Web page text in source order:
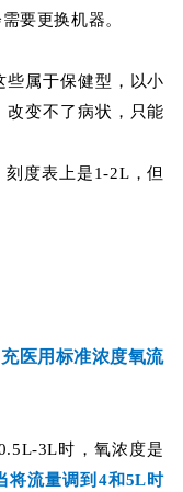
要更换机器。
些属于保健型，以小
改变不了病状，只能
度表上是1-2L，但
医用标准浓度氧流
3L时，氧浓度是
将流量调到4和5L时